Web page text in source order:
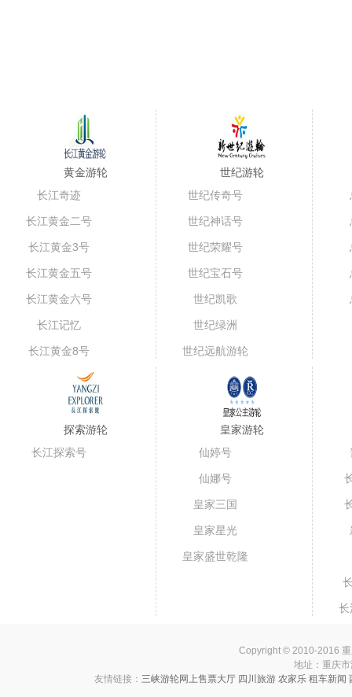
更多宜昌到重庆航线
美维凯莎号
黄金游轮
长江奇迹
长江黄金二号
长江黄金3号
长江黄金五号
长江黄金六号
长江记忆
长江黄金8号
世纪游轮
世纪传奇号
世纪神话号
世纪荣耀号
世纪宝石号
世纪凯歌
世纪绿洲
世纪远航游轮
探索游轮
长江探索号
皇家游轮
仙婷号
仙娜号
皇家三国
皇家星光
皇家盛世乾隆
长
Copyright © 2010-2016
地址：重庆
友情链接： 三峡游轮网上售票大厅 四川旅游 农家乐 租车新闻